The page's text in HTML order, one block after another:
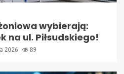
wybierają:
na ul. Piłsudskiego!
2026 89